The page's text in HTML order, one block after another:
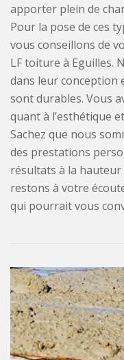
apporter plein de
Pour la pose de ces
vous conseillons de
LF toiture à Eguilles.
dans leur conception
sont durables. Vous
quant à l’esthétique
Sachez que nous
des prestations
résultats à la hauteur
restons à votre
qui pourrait vous